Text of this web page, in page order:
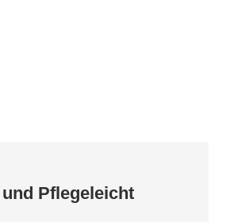
Pflegeleicht